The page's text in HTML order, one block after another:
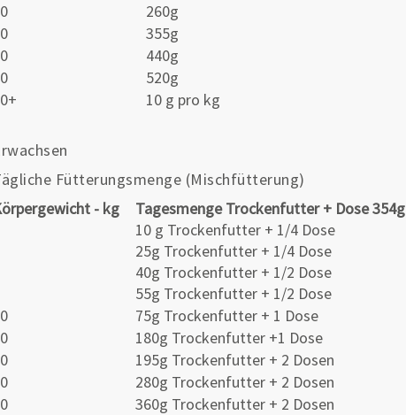
260g
355g
440g
520g
10 g pro kg
Fütterungsmenge (Mischfütterung)
- kg
Tagesmenge Trockenfutter + Dose 354g
10 g Trockenfutter + 1/4 Dose
25g Trockenfutter + 1/4 Dose
40g Trockenfutter + 1/2 Dose
55g Trockenfutter + 1/2 Dose
75g Trockenfutter + 1 Dose
180g Trockenfutter +1 Dose
195g Trockenfutter + 2 Dosen
280g Trockenfutter + 2 Dosen
360g Trockenfutter + 2 Dosen